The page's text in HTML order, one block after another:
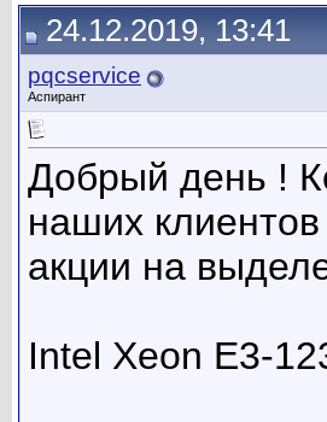
24.12.2019, 13:41
pqcservice
Аспирант
Добрый день !
наших
акции на
Intel Xeon E3-